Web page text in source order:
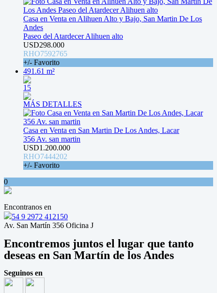
Casa en Venta en Alihuen Alto y Bajo, San Martin De Los
Andes
Paseo del Atardecer Alihuen alto
USD298.000
RHO7592765
+/- Favorito
491.61 m²
15
MÁS DETALLES
Casa en Venta en San Martin De Los Andes, Lacar
356 Av. san martin
USD1.200.000
RHO7444202
+/- Favorito
0
Encontranos en
54 9 2972 412150
Av. San Martín 356 Oficina J
Encontremos juntos el lugar que tanto
deseas en San Martín de los Andes
Seguinos en